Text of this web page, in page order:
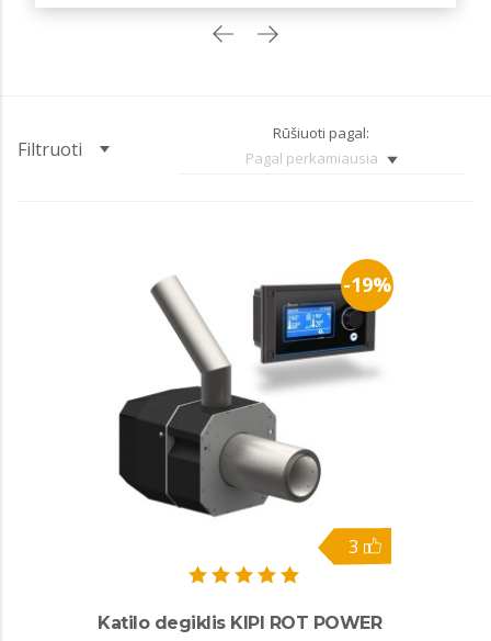
Filtruoti
Rūšiuoti pagal:
Pagal perkamiausia
-19%
3
Katilo degiklis KIPI ROT POWER